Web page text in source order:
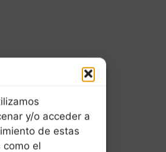
y/o acceder a
de estas
el